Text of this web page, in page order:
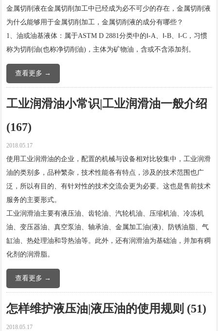
金属切削液在金属切削加工中已经成为必不可少的存在，金属切削液
为什么能够用于金属切削加工，金属切削液的成分有哪些？
1、油或油基液体：属于ASTM D 2881分类中的Ⅰ-A、Ⅰ-B、Ⅰ-C，习惯
称为切削油(也称净切削油)，主体为矿物油，含或不含添加剂。
查看更多 →
工业润滑油小常识|工业润滑油一般介绍
(167)
2018.05.17
使用工业润滑油的企业，配置的机械与设备相对比较集中，工业润滑
油的类别多，品种繁杂，技术性能各有特点，涉及的技术范围也广
泛，所以有目的、有针对性的技术交流会更为必要。这也是售前技术
服务的主要形式。
工业润滑油主要有液压油、齿轮油、汽轮机油、压缩机油、冷冻机
油、变压器油、真空泵油、轴承油、金属加工油(液)、防锈油脂、气
缸油、热处理油和导热油等。此外，还有润滑油为基础油，并加有稠
化剂的润滑脂。
查看更多 →
怎样维护液压油|液压油的使用规则 (51)
2018.05.17